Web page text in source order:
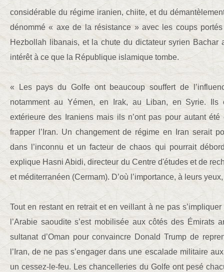
considérable du régime iranien, chiite, et du
dénommé « axe de la résistance » avec les coups
Hezbollah libanais, et la chute du dictateur syrien Bachar
intérêt à ce que la République islamique tombe.
« Les pays du Golfe ont beaucoup souffert de
notamment au Yémen, en Irak, au Liban, en Syrie. Ils
extérieure des Iraniens mais ils n’ont pas pour autant été
frapper l’Iran. Un changement de régime en Iran serait
dans l’inconnu et un facteur de chaos qui pourrait
explique Hasni Abidi, directeur du Centre d'études et de
et méditerranéen (Cermam). D’où l’importance, à leurs
Tout en restant en retrait et en veillant à ne pas
l’Arabie saoudite s’est mobilisée aux côtés des Émirats
sultanat d’Oman pour convaincre Donald Trump de
l’Iran, de ne pas s’engager dans une escalade militaire
un cessez-le-feu. Les chancelleries du Golfe ont pesé